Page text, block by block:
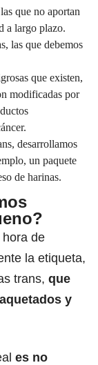
que no aportan
a largo plazo.
las que debemos
que existen,
modificadas por
desarrollamos
un paquete
de harinas.
de
la etiqueta,
trans, que
y
es no